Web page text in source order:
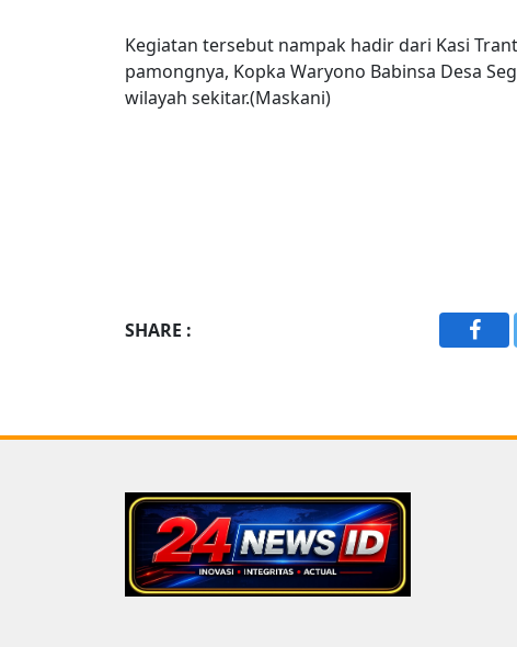
Kegiatan tersebut nampak hadir dari Kasi
pamongnya, Kopka Waryono Babinsa Desa
wilayah sekitar.(Maskani)
SHARE :